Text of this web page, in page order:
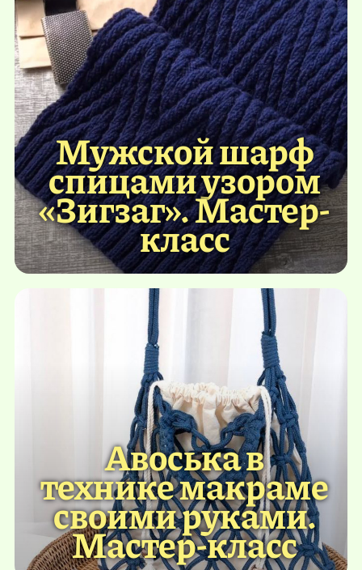
Мужской шарф
спицами узором
«Зигзаг». Мастер-
класс
Авоська в
технике макраме
своими руками.
Мастер-класс